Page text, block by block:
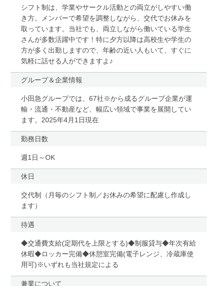
シフト制は、学業やサークル活動との両立がしやすい働
き方。メンバーで希望を調整しながら、交代でお休みを
取っています。当社でも、両立しながら働いている学生
さんが多数活躍中です！特に夕方以降は高校生や学生の
方が多く出勤しますので、年齢の近い人もいて、すぐに
気軽に話せる人ができますよ♪
グループ＆企業情報
小田急グループでは、67社※から成るグループ企業が運
輸・流通・不動産など、幅広い領域で事業を展開してい
ます。2025年4月1日現在
勤務日数
週1日～OK
休日
交代制（月毎のシフト制／お休みの希望に配慮し作成し
ます）
待遇
◆交通費支給(定期代を上限とする)◆制服貸与◆年次有給
休暇◆ロッカー完備◆休憩室完備(電子レンジ、冷蔵庫使
用可)※いずれも当社規定による
兼業について